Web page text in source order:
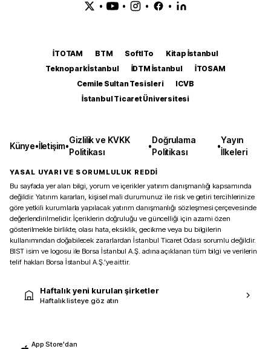
• • • •
İTOTAM BTM SoftITo
Kitap İstanbul
Teknopark İstanbul
İDTM İstanbul
İTOSAM
Cemile Sultan Tesisleri
ICVB
İstanbul Ticaret Üniversitesi
Künye•İletişim•
Gizlilik ve KVKK
Politikası
•
Doğrulama
Politikası
•
Yayın
İlkeleri
YASAL UYARI VE SORUMLULUK REDDİ
Bu sayfada yer alan bilgi, yorum ve içerikler yatırım danışmanlığı kapsamında
değildir. Yatırım kararları, kişisel mali durumunuz ile risk ve getiri tercihlerinize
göre yetkili kurumlarla yapılacak yatırım danışmanlığı sözleşmesi çerçevesinde
değerlendirilmelidir. İçeriklerin doğruluğu ve güncelliği için azami özen
gösterilmekle birlikte, olası hata, eksiklik, gecikme veya bu bilgilerin
kullanımından doğabilecek zararlardan İstanbul Ticaret Odası sorumlu değildir.
BIST isim ve logosu ile Borsa İstanbul A.Ş. adına açıklanan tüm bilgi ve verilerin
telif hakları Borsa İstanbul A.Ş.’ye aittir.
Haftalık yeni kurulan şirketler
Haftalık listeye göz atın
App Store'dan